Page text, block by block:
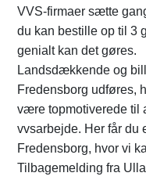
VVS-firmaer sætte
du kan bestille op til 3
genialt kan det gøres.
Landsdækkende og
Fredensborg udføres,
være topmotiverede til
vvsarbejde. Her får du
Fredensborg, hvor vi
Tilbagemelding fra